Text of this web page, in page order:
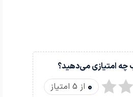
چه امتیازی می‌دهید؟
0 از 5 امتیاز